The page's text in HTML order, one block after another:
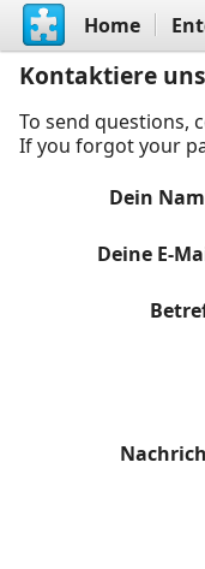
Home
Kontaktiere uns
To send questions,
If you forgot your
Dein
Deine E-